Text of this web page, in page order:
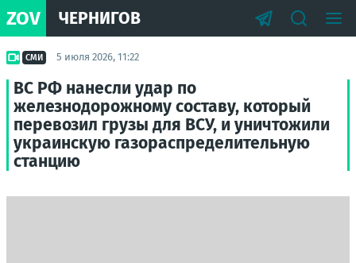
ZOV ЧЕРНИГОВ
СМИ 5 июля 2026, 11:22
ВС РФ нанесли удар по
железнодорожному составу, который
перевозил грузы для ВСУ, и уничтожили
украинскую газораспределительную
станцию